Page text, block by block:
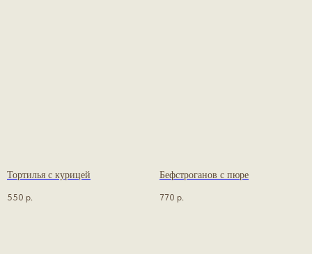
Тортилья с курицей
550 р.
Бефстроганов с пюре
770 р.